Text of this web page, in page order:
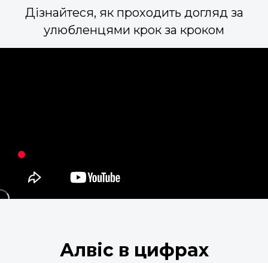
Дізнайтеся, як проходить догляд за
улюбленцями крок за кроком
Алвіс в цифрах